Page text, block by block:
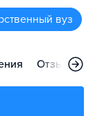
вуз
Отзывы